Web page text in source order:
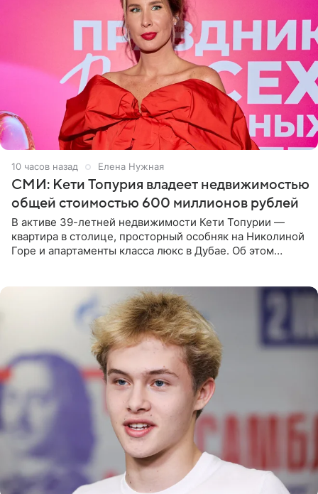
10 часов назад Елена Нужная
СМИ: Кети Топурия владеет недвижимостью
общей стоимостью 600 миллионов рублей
В активе 39-летней недвижимости Кети Топурии —
квартира в столице, просторный особняк на Николиной
Горе и апартаменты класса люкс в Дубае. Об этом